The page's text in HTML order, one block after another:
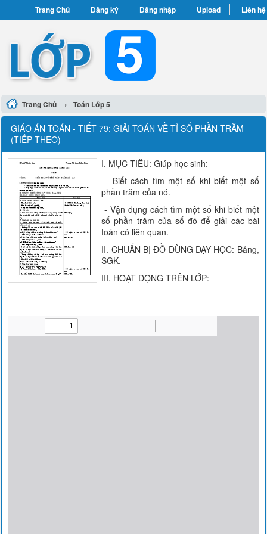
Trang Chủ Đăng ký Đăng nhập Upload Liên hệ
Trang Chủ › Toán Lớp 5
GIÁO ÁN TOÁN - TIẾT 79: GIẢI TOÁN VỀ TỈ SỐ PHẦN TRĂM
(TIẾP THEO)
I. MỤC TIÊU: Giúp học sinh:
- Biết cách tìm một số khi biết một số
phần trăm của nó.
- Vận dụng cách tìm một số khi biết một
số phần trăm của số đó để giải các bài
toán có liên quan.
II. CHUẨN BỊ ĐỒ DÙNG DẠY HỌC: Bảng,
SGK.
III. HOẠT ĐỘNG TRÊN LỚP: